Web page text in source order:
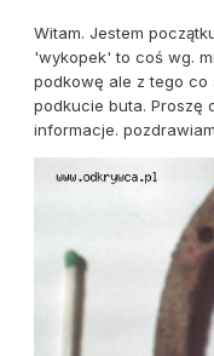
Witam. Jestem
'wykopek' to coś wg.
podkowę ale z tego co
podkucie buta. Proszę
informacje.